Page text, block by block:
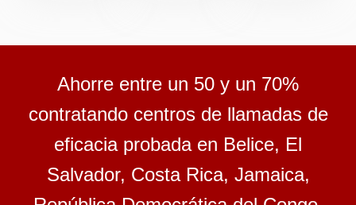
Ahorre entre un 50 y un 70%
contratando centros de llamadas de
eficacia probada en Belice, El
Salvador, Costa Rica, Jamaica,